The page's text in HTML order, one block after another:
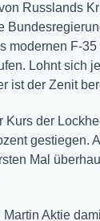
Russlands
modernen F-35
Lohnt sich
ist der Zenit
Kurs der
gestiegen.
Mal
Aktie